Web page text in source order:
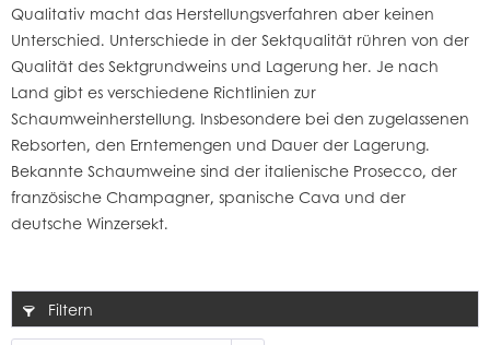
Qualitativ macht das Herstellungsverfahren aber keinen
Unterschied. Unterschiede in der Sektqualität rühren von der
Qualität des Sektgrundweins und Lagerung her. Je nach
Land gibt es verschiedene Richtlinien zur
Schaumweinherstellung. Insbesondere bei den zugelassenen
Rebsorten, den Erntemengen und Dauer der Lagerung.
Bekannte Schaumweine sind der italienische Prosecco, der
französische Champagner, spanische Cava und der
deutsche Winzersekt.
Filtern